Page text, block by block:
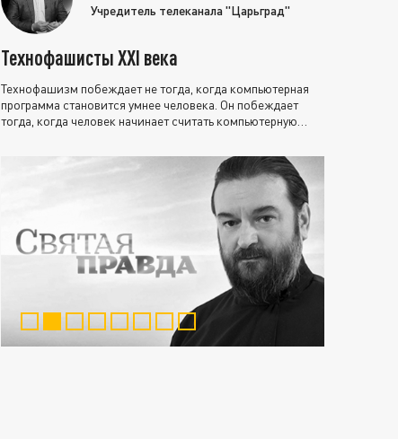
Учредитель телеканала "Царьград"
Технофашисты XXI века
Технофашизм побеждает не тогда, когда компьютерная
программа становится умнее человека. Он побеждает
тогда, когда человек начинает считать компьютерную